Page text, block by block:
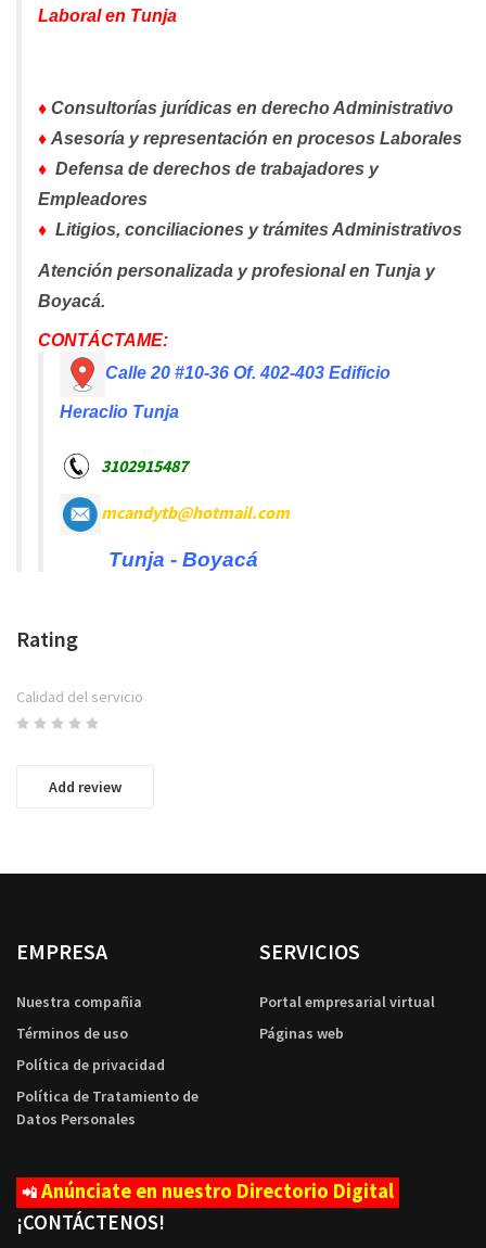
Laboral en Tunja
♦ Consultorías jurídicas en derecho Administrativo
♦ Asesoría y representación en procesos Laborales
♦ Defensa de derechos de trabajadores y
Empleadores
♦ Litigios, conciliaciones y trámites Administrativos
Atención personalizada y profesional en Tunja y
Boyacá.
CONTÁCTAME:
Calle 20 #10-36 Of. 402-403 Edificio
Heraclio Tunja
3102915487
mcandytb@hotmail.com
Tunja - Boyacá
Rating
Calidad del servicio
Add review
EMPRESA
Nuestra compañia
Términos de uso
Política de privacidad
Política de Tratamiento de
Datos Personales
SERVICIOS
Portal empresarial virtual
Páginas web
📲 Anúnciate en nuestro Directorio Digital
¡CONTÁCTENOS!